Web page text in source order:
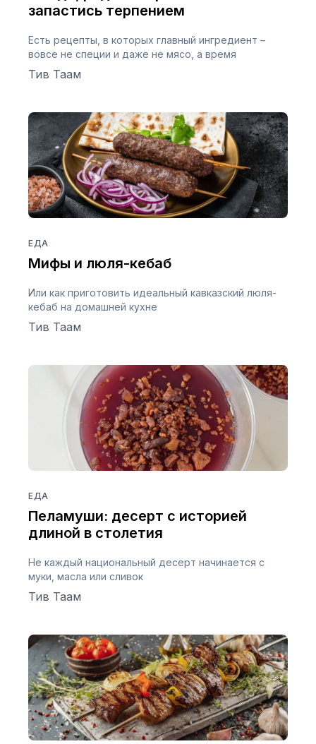
запастись терпением
Есть рецепты, в которых главный ингредиент –
вовсе не специи и даже не мясо, а время
Тив Таам
ЕДА
Мифы и люля-кебаб
Или как приготовить идеальный кавказский люля-
кебаб на домашней кухне
Тив Таам
ЕДА
Пеламуши: десерт с историей
длиной в столетия
Не каждый национальный десерт начинается с
муки, масла или сливок
Тив Таам